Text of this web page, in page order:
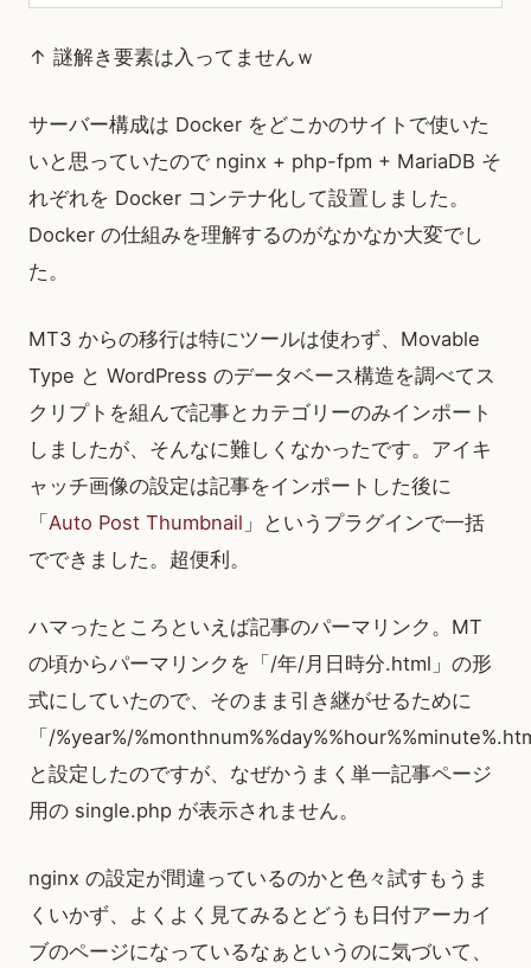
↑ 謎解き要素は入ってませんｗ
サーバー構成は Docker をどこかのサイトで使いた
いと思っていたので nginx + php-fpm + MariaDB そ
れぞれを Docker コンテナ化して設置しました。
Docker の仕組みを理解するのがなかなか大変でし
た。
MT3 からの移行は特にツールは使わず、Movable
Type と WordPress のデータベース構造を調べてス
クリプトを組んで記事とカテゴリーのみインポート
しましたが、そんなに難しくなかったです。アイキ
ャッチ画像の設定は記事をインポートした後に
「 Auto Post Thumbnail 」というプラグインで一括
でできました。超便利。
ハマったところといえば記事のパーマリンク。MT
の頃からパーマリンクを「/年/月日時分.html」の形
式にしていたので、そのまま引き継がせるために
「/%year%/
と設定したのですが、なぜかうまく単一記事ページ
用の single.php が表示されません。
nginx の設定が間違っているのかと色々試すもうま
くいかず、よくよく見てみるとどうも日付アーカイ
ブのページになっているなぁというのに気づいて、